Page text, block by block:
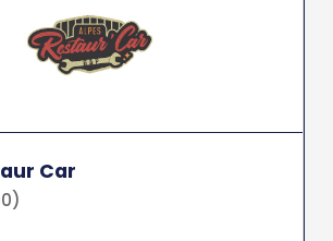
Car